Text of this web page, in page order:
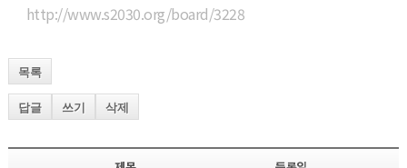
http://www.s2030.org/board/3228
목록
답글 쓰기 삭제